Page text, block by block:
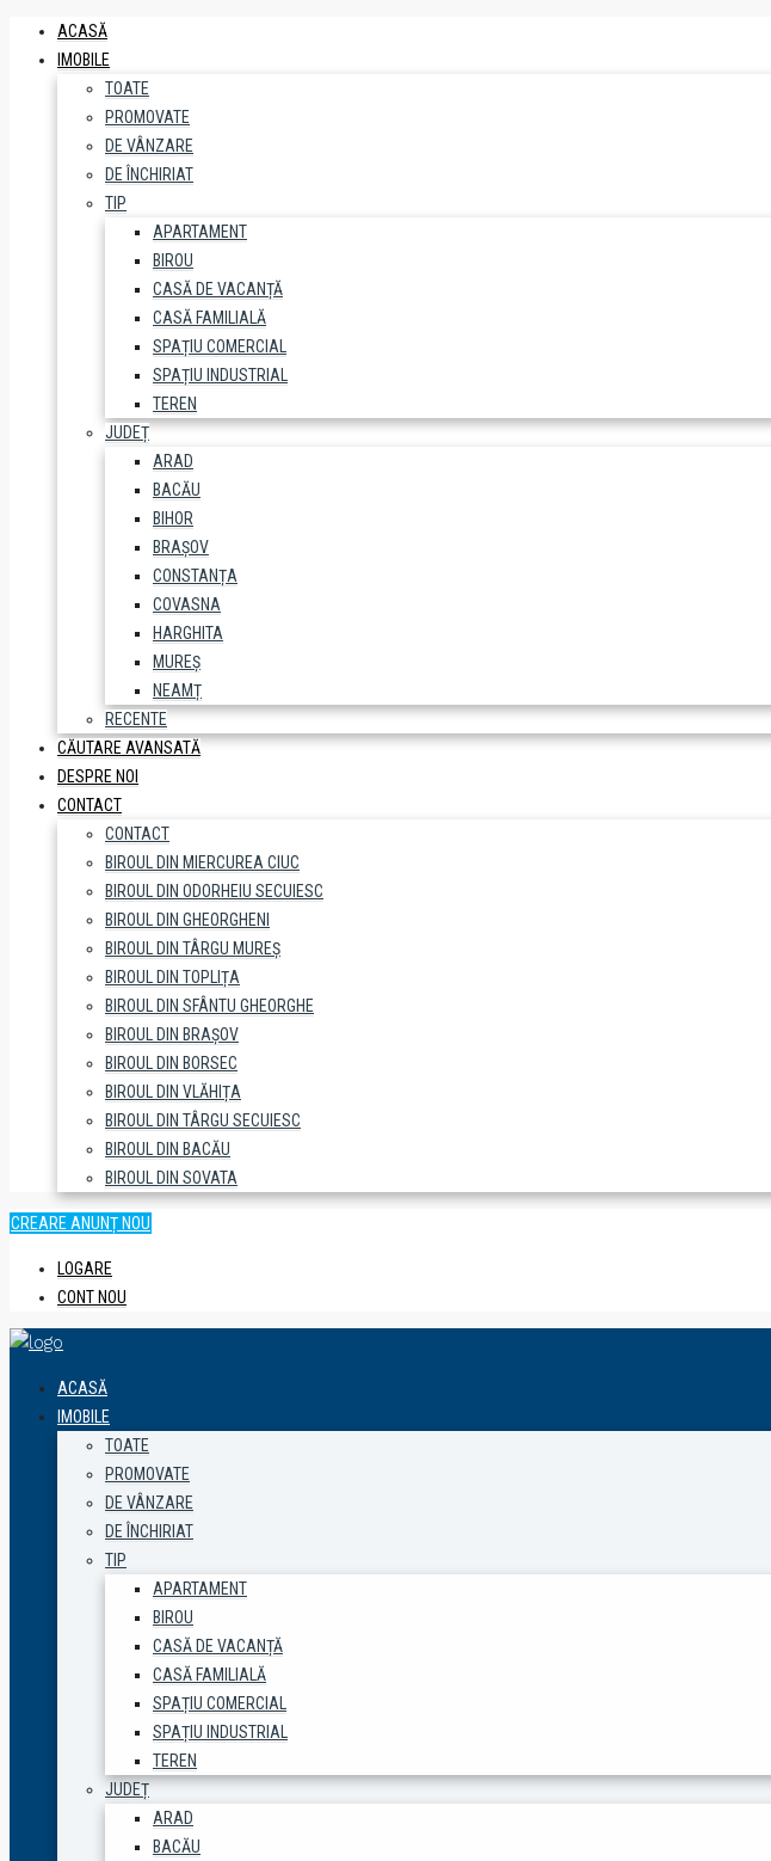
ACASĂ
IMOBILE
TOATE
PROMOVATE
DE VÂNZARE
DE ÎNCHIRIAT
TIP
APARTAMENT
BIROU
CASĂ DE VACANȚĂ
CASĂ FAMILIALĂ
SPAȚIU COMERCIAL
SPAȚIU INDUSTRIAL
TEREN
JUDEȚ
ARAD
BACĂU
BIHOR
BRAȘOV
CONSTANȚA
COVASNA
HARGHITA
MUREȘ
NEAMȚ
RECENTE
CĂUTARE AVANSATĂ
DESPRE NOI
CONTACT
CONTACT
BIROUL DIN MIERCUREA CIUC
BIROUL DIN ODORHEIU SECUIESC
BIROUL DIN GHEORGHENI
BIROUL DIN TÂRGU MUREȘ
BIROUL DIN TOPLIȚA
BIROUL DIN SFÂNTU GHEORGHE
BIROUL DIN BRAȘOV
BIROUL DIN BORSEC
BIROUL DIN VLĂHIȚA
BIROUL DIN TÂRGU SECUIESC
BIROUL DIN BACĂU
BIROUL DIN SOVATA
CREARE ANUNȚ NOU
LOGARE
CONT NOU
ACASĂ
IMOBILE
TOATE
PROMOVATE
DE VÂNZARE
DE ÎNCHIRIAT
TIP
APARTAMENT
BIROU
CASĂ DE VACANȚĂ
CASĂ FAMILIALĂ
SPAȚIU COMERCIAL
SPAȚIU INDUSTRIAL
TEREN
JUDEȚ
ARAD
BACĂU